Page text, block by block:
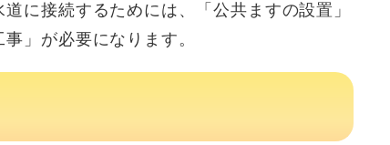
に接続するためには、「公共ますの設置」
」が必要になります。